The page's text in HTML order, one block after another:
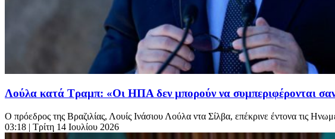
Λούλα κατά Τραμπ: «Οι ΗΠΑ δεν μπορούν να συμπεριφέρονται σαν
Ο πρόεδρος της Βραζιλίας, Λουίς Ινάσιου Λούλα ντα Σίλβα, επέκρινε έντονα τις
03:18 | Τρίτη 14 Ιουλίου 2026